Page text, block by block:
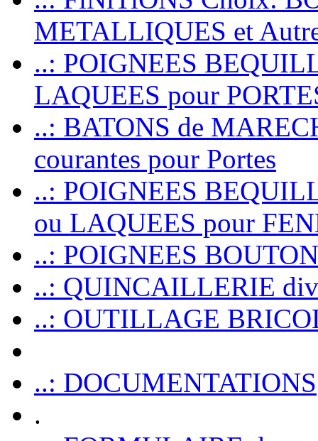
METALLIQUES et
..: POIGNEES
LAQUEES pour
..: BATONS de
courantes pour Portes
..: POIGNEES
ou LAQUEES pour
..: POIGNEES
..: QUINCAILLERIE
..: OUTILLAGE
..: DOCUMENTATIONS
.